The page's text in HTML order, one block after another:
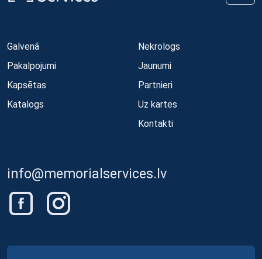
Galvenā
Pakalpojumi
Kapsētas
Katalogs
Nekrologs
Jaunumi
Partnieri
Uz kartes
Kontakti
info@memorialservices.lv